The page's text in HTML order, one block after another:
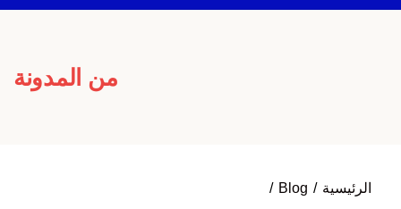
من المدونة
الرئيسية /
Blog
/